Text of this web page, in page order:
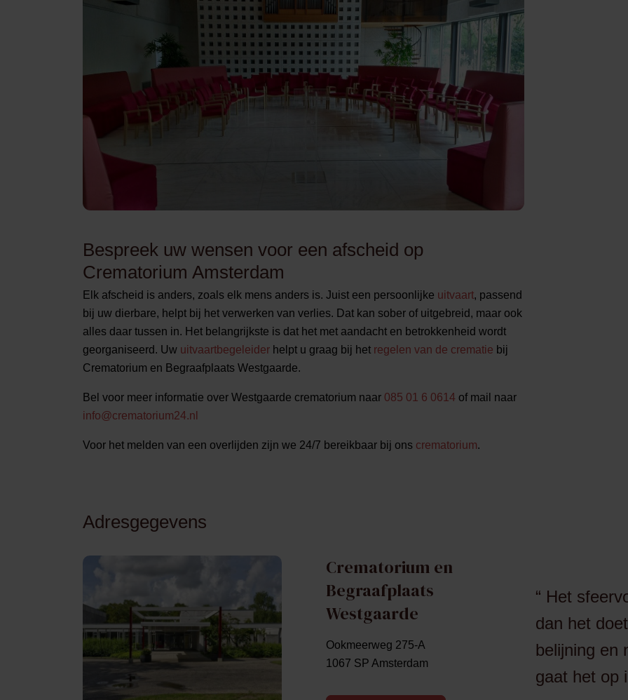
Bespreek uw wensen voor een afscheid op
Crematorium Amsterdam
Elk afscheid is anders, zoals elk mens anders is. Juist een persoonlijke uitvaart, passend
bij uw dierbare, helpt bij het verwerken van verlies. Dat kan sober of uitgebreid, maar ook
alles daar tussen in. Het belangrijkste is dat het met aandacht en betrokkenheid wordt
georganiseerd. Uw uitvaartbegeleider helpt u graag bij het regelen van de crematie bij
Crematorium en Begraafplaats Westgaarde.
Bel voor meer informatie over Westgaarde crematorium naar 085 01 6 0614 of mail naar
info@crematorium24.nl
Voor het melden van een overlijden zijn we 24/7 bereikbaar bij ons crematorium.
Adresgegevens
Crematorium en
Begraafplaats
Westgaarde
Ookmeerweg 275-A
1067 SP Amsterdam
Het
dan het
belijning en
gaat het op